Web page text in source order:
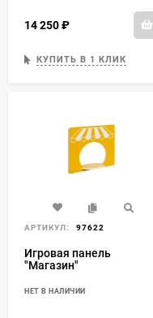
14 250
КУПИТЬ В 1 КЛИК
АРТИКУЛ: 97622
Игровая панель
"Магазин"
НЕТ В НАЛИЧИИ